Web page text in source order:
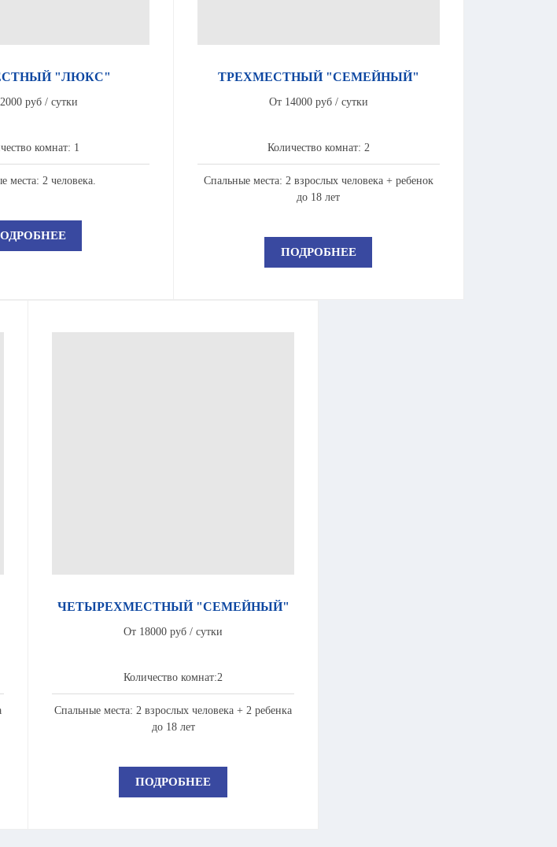
"ЛЮКС"
руб / сутки
комнат: 1
места: 2 человека.
ТРЕХМЕСТНЫЙ "СЕМЕЙНЫЙ"
От 14000 руб / сутки
Количество комнат: 2
Спальные места: 2 взрослых человека + ребенок
до 18 лет
ПОДРОБНЕЕ
ЧЕТЫРЕХМЕСТНЫЙ "СЕМЕЙНЫЙ"
От 18000 руб / сутки
Количество комнат:2
Спальные места: 2 взрослых человека + 2 ребенка
до 18 лет
ПОДРОБНЕЕ